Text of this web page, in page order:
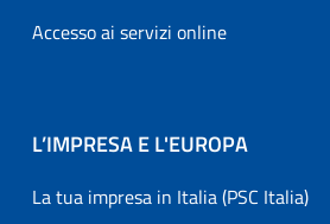
Accesso ai servizi online
L’IMPRESA E L'EUROPA
La tua impresa in Italia (PSC Italia)